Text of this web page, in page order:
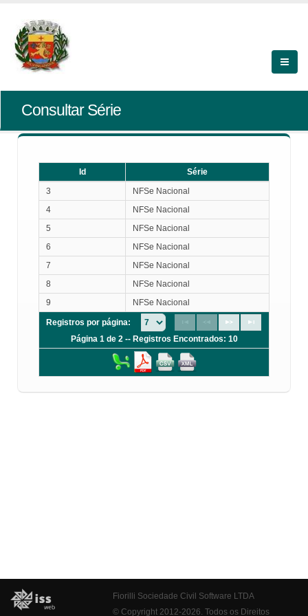
Consultar Série
Id
Série
Série
3
NFSe Nacional
4
NFSe Nacional
5
NFSe Nacional
6
NFSe Nacional
7
NFSe Nacional
8
NFSe Nacional
9
NFSe Nacional
Registros por página:
Página 1 de 2 -- Registros Encontrados: 10
Fiorilli Sociedade Civil Software LTDA
© Copyright 2012-2026. Todos os Direitos